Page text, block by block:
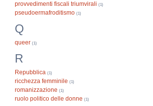
provvedimenti fiscali triumvirali (1)
pseudoermafroditismo (1)
Q
queer (1)
R
Repubblica (1)
ricchezza femminile (1)
romanizzazione (1)
ruolo politico delle donne (1)